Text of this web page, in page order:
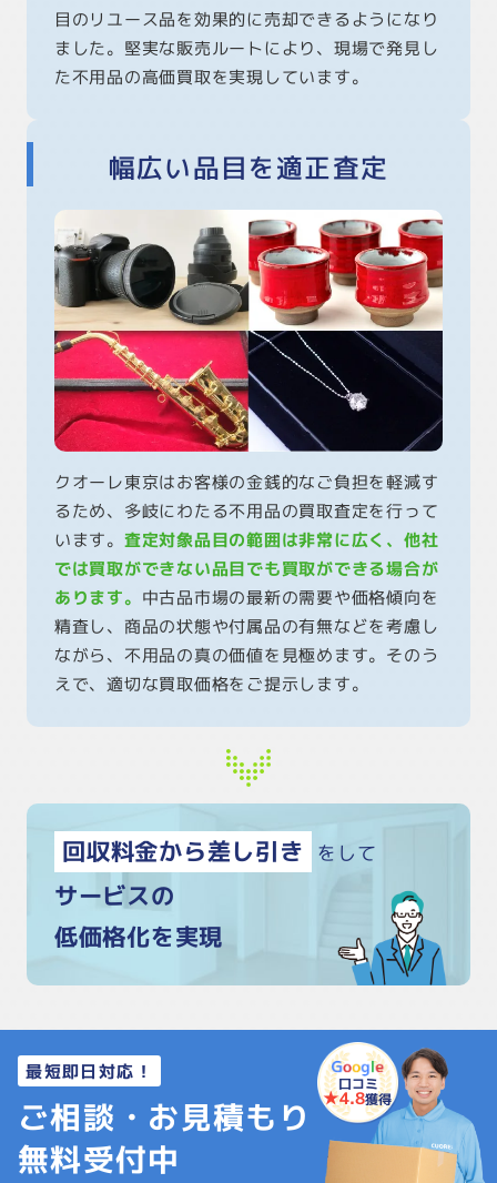
目のリユース品を効果的に売却できるようになり
ました。堅実な販売ルートにより、現場で発見し
た不用品の高価買取を実現しています。
幅広い品目を適正査定
クオーレ東京はお客様の金銭的なご負担を軽減す
るため、多岐にわたる不用品の買取査定を行って
います。 査定対象品目の範囲は非常に広く、他社
では買取ができない品目でも買取ができる場合が
あります。 中古品市場の最新の需要や価格傾向を
精査し、商品の状態や付属品の有無などを考慮し
ながら、不用品の真の価値を見極めます。そのう
えで、適切な買取価格をご提示します。
回収料金から差し引き をして
サービスの
低価格化を実現
最短即日対応！
ご相談・お見積もり
無料受付中
口コミ
★4.8獲得